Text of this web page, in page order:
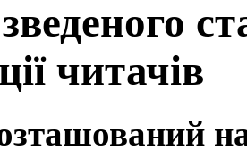
читачів
ий